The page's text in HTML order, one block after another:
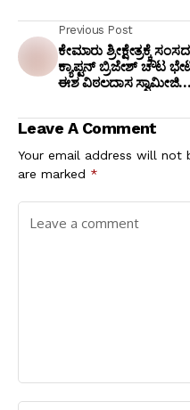
Previous Post
ಕೇಮಾರು ಶ್ರೀಕ್ಷೇತ್ರಕ್ಕೆ ಸಂಸದ
ಕ್ಯಾಪ್ಟನ್ ಬ್ರಿಜೇಶ್ ಚೌಟ
ಈಶ ವಿಠಲದಾಸ ಸ್ವಾಮೀಜಿ
ಕೊಟ್ಟ ಭರವಸೆ ಏನು?
Leave A Comment
Your email address will not
are marked *